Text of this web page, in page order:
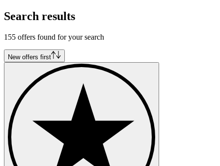
Search results
155 offers found for your search
New offers first